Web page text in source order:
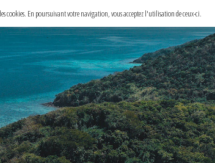
cookies. En poursuivant votre navigation, vous acceptez l'utilisation de ceux-ci.